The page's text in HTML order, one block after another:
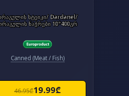
სტეიკი/ Dardanel/
ნაჭრები 10*400გრ
Canned (Meat / Fish)
46.95₾19.99₾